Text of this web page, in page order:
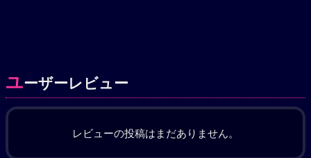
ユーザーレビュー
レビューの投稿はまだありません。